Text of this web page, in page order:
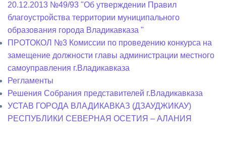
20.12.2013 №49/93 "Об утверждении Правил
благоустройства территории муниципального
образования города Владикавказа "
ПРОТОКОЛ №3 Комиссии по проведению конкурса на
замещение должности главы администрации местного
самоуправления г.Владикавказа
Регламенты
Решения Собрания представителей г.Владикавказа
УСТАВ ГОРОДА ВЛАДИКАВКАЗ (ДЗАУДЖИКАУ)
РЕСПУБЛИКИ СЕВЕРНАЯ ОСЕТИЯ – АЛАНИЯ